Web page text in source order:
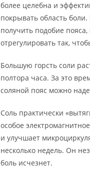
более целебна и
покрывать область
получить подобие
отрегулировать так,
Большую горсть соли
полтора часа. За это
соляной пояс можно
Соль практически
особое
и улучшает
несколько недель. Он
боль исчезнет.